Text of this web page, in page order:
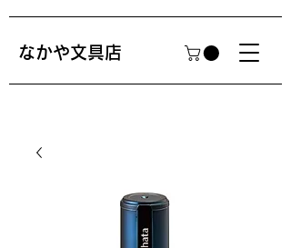
​なかや文具店